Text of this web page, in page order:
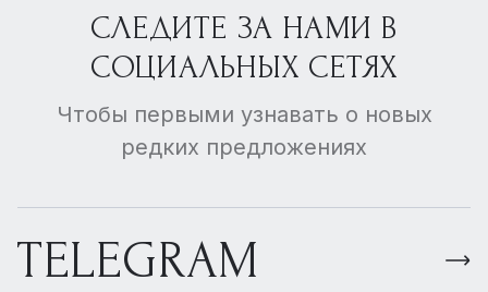
СЛЕДИТЕ ЗА НАМИ В
СОЦИАЛЬНЫХ СЕТЯХ
Чтобы первыми узнавать о новых
редких предложениях
TELEGRAM